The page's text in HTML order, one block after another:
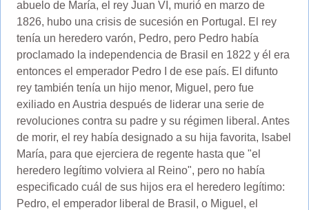
abuelo de María, el rey Juan VI, murió en marzo de
1826, hubo una crisis de sucesión en Portugal. El rey
tenía un heredero varón, Pedro, pero Pedro había
proclamado la independencia de Brasil en 1822 y él era
entonces el emperador Pedro I de ese país. El difunto
rey también tenía un hijo menor, Miguel, pero fue
exiliado en Austria después de liderar una serie de
revoluciones contra su padre y su régimen liberal. Antes
de morir, el rey había designado a su hija favorita, Isabel
María, para que ejerciera de regente hasta que "el
heredero legítimo volviera al Reino", pero no había
especificado cuál de sus hijos era el heredero legítimo:
Pedro, el emperador liberal de Brasil, o Miguel, el